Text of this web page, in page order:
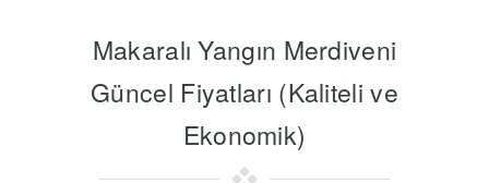
Makaralı Yangın Merdiveni
Güncel Fiyatları (Kaliteli ve
Ekonomik)